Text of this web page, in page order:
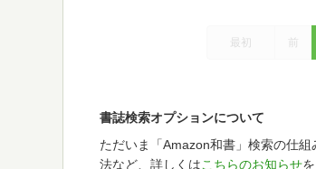
最初 前
書誌検索オプションについて
ただいま「Amazon和書」検索の仕
法など、詳しくはこちらのお知らせ